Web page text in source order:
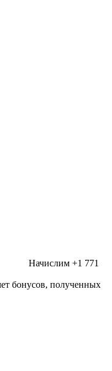
Начислим +1 771
бонусов, полученных